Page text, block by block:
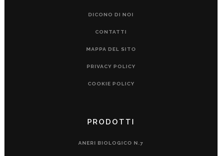
DICONO DI NOI
CONTATTI
MAPPA DEL SITO
PRIVACY POLICY
COOKIE POLICY
PRODOTTI
ANERI BIOLOGICO N.7